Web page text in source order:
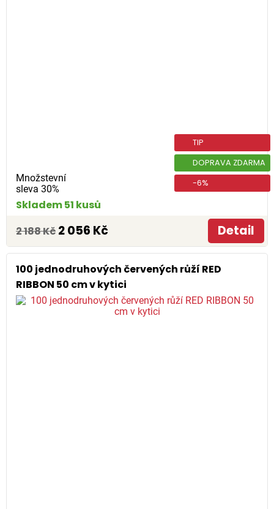
Množstevní
sleva 30%
TIP
DOPRAVA ZDARMA
-6%
Skladem 51 kusů
2 188 Kč 2 056 Kč Detail
100 jednodruhových červených růží RED
RIBBON 50 cm v kytici